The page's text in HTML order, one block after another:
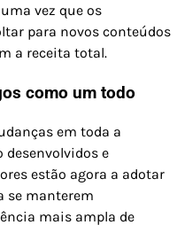
vez que os
para novos conteúdos
a receita total.
como um todo
em toda a
e
estão agora a adotar
se manterem
mais ampla de